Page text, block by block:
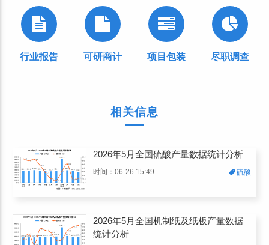
行业报告 可研商计 项目包装 尽职调查
相关信息
2026年5月全国硫酸产量数据统计分析
时间：06-26 15:49 硫酸
2026年5月全国机制纸及纸板产量数据
统计分析